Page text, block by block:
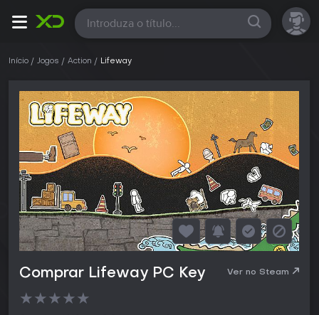
Todas
Início Jogos Action Lifeway
Comprar Lifeway PC Key Ver no Steam
★★★★★